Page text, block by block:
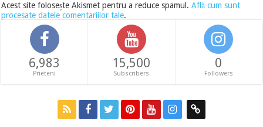
Acest site folosește Akismet pentru a reduce spamul.Află cum sunt
procesate datele comentariilor tale.
6,983
Prieteni
15,500
Subscribers
0
Followers